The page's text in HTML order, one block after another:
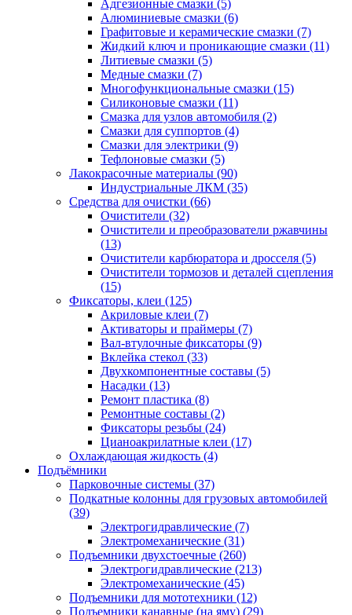
Адгезионные смазки (5)
Алюминиевые смазки (6)
Графитовые и керамические смазки (7)
Жидкий ключ и проникающие смазки (11)
Литиевые смазки (5)
Медные смазки (7)
Многофункциональные смазки (15)
Силиконовые смазки (11)
Смазка для узлов автомобиля (2)
Смазки для суппортов (4)
Смазки для электрики (9)
Тефлоновые смазки (5)
Лакокрасочные материалы (90)
Индустриальные ЛКМ (35)
Средства для очистки (66)
Очистители (32)
Очистители и преобразователи ржавчины
(13)
Очистители карбюратора и дросселя (5)
Очистители тормозов и деталей сцепления
(15)
Фиксаторы, клеи (125)
Акриловые клеи (7)
Активаторы и праймеры (7)
Вал-втулочные фиксаторы (9)
Вклейка стекол (33)
Двухкомпонентные составы (5)
Насадки (13)
Ремонт пластика (8)
Ремонтные составы (2)
Фиксаторы резьбы (24)
Цианоакрилатные клеи (17)
Охлаждающая жидкость (4)
Подъёмники
Парковочные системы (37)
Подкатные колонны для грузовых автомобилей
(39)
Электрогидравлические (7)
Электромеханические (31)
Подъемники двухстоечные (260)
Электрогидравлические (213)
Электромеханические (45)
Подъемники для мототехники (12)
Подъемники канавные (на яму) (29)